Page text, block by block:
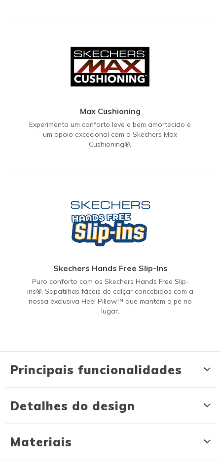
Max Cushioning
Experimenta um conforto leve e bem amortecido e
um apoio excecional com o Skechers Max
Cushioning®.
Skechers Hands Free Slip-Ins
Puro conforto com os Skechers Hands Free Slip-
ins®. Sapatilhas fáceis de calçar concebidos com a
nossa exclusiva Heel Pillow™ que mantém o pé no
lugar.
Principais funcionalidades
Detalhes do design
Materiais